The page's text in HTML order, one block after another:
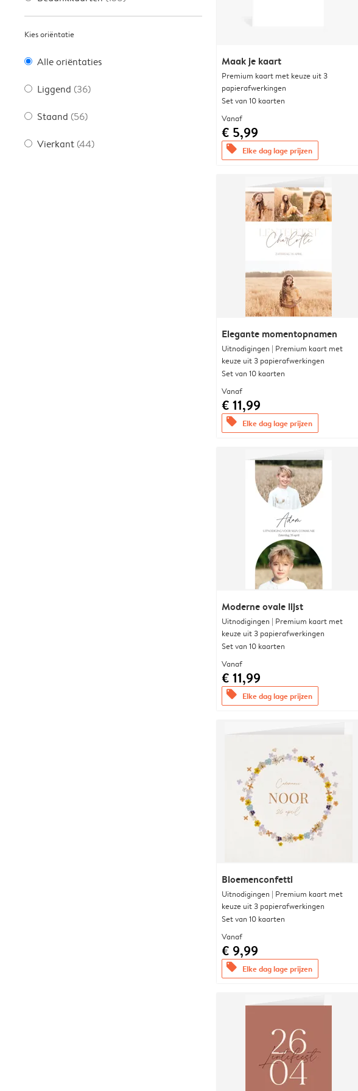
Kies oriëntatie
Alle oriëntaties
Liggend (36)
Staand (56)
Vierkant (44)
Maak je kaart
Premium kaart met keuze uit 3
papierafwerkingen
Set van 10 kaarten
Vanaf
€ 5,99
offers Elke dag lage prijzen
Elegante momentopnamen
Uitnodigingen | Premium kaart met
keuze uit 3 papierafwerkingen
Set van 10 kaarten
Vanaf
€ 11,99
offers Elke dag lage prijzen
Moderne ovale lijst
Uitnodigingen | Premium kaart met
keuze uit 3 papierafwerkingen
Set van 10 kaarten
Vanaf
€ 11,99
offers Elke dag lage prijzen
Bloemenconfetti
Uitnodigingen | Premium kaart met
keuze uit 3 papierafwerkingen
Set van 10 kaarten
Vanaf
€ 9,99
offers Elke dag lage prijzen